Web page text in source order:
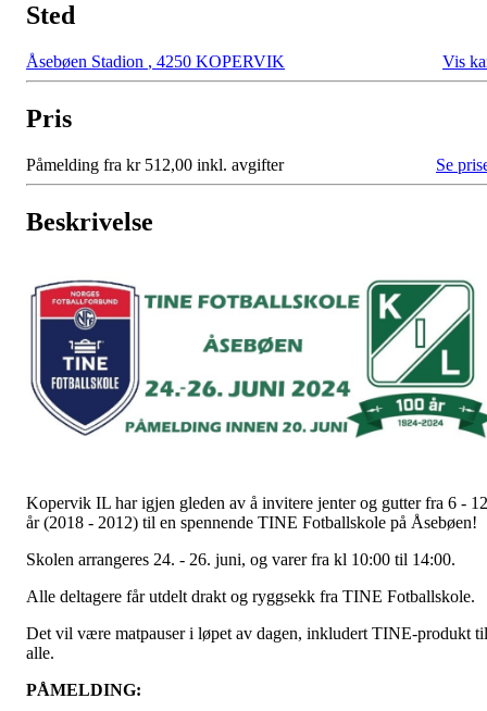
Sted
Åsebøen Stadion , 4250 KOPERVIK Vis
Pris
Påmelding fra kr 512,00 inkl. avgifter Se
Beskrivelse
Kopervik IL har igjen gleden av å invitere jenter og gutter fra 6 - 12
år (2018 - 2012) til en spennende TINE Fotballskole på Åsebøen!
Skolen arrangeres 24. - 26. juni, og varer fra kl 10:00 til 14:00.
Alle deltagere får utdelt drakt og ryggsekk fra TINE Fotballskole.
Det vil være matpauser i løpet av dagen, inkludert TINE-produkt til
alle.
PÅMELDING: